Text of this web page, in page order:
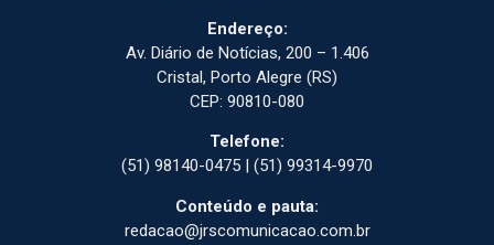
Endereço:
Av. Diário de Notícias, 200 – 1.406
Cristal, Porto Alegre (RS)
CEP: 90810-080
Telefone:
(51) 98140-0475 | (51) 99314-9970
Conteúdo e pauta:
redacao@jrscomunicacao.com.br